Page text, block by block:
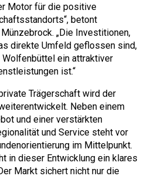
Motor für die positive
betont
„Die Investitionen,
direkte Umfeld geflossen sind,
ein attraktiver
ist.“
Trägerschaft wird der
Neben einem
und einer verstärkten
und Service steht vor
im Mittelpunkt.
in dieser Entwicklung ein klares
Markt sichert nicht nur die